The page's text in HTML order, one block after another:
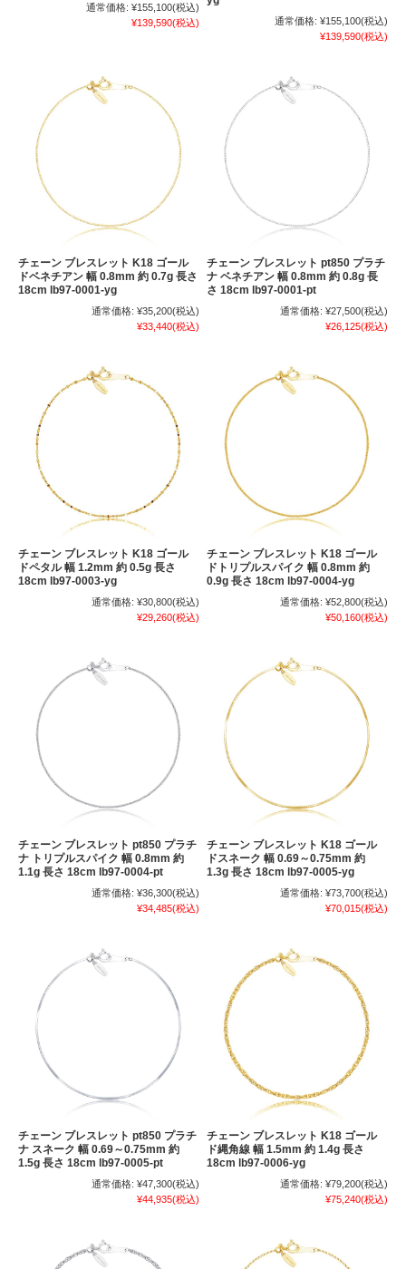
通常価格: ¥155,100(税込)
¥139,590(税込) 通常価格: ¥155,100(税込)
¥139,590(税込)
チェーン ブレスレット K18 ゴール
ドベネチアン 幅 0.8mm 約 0.7g 長さ
18cm lb97-0001-yg
通常価格: ¥35,200(税込)
¥33,440(税込)
チェーン ブレスレット pt850 プラチ
ナ ベネチアン 幅 0.8mm 約 0.8g 長
さ 18cm lb97-0001-pt
通常価格: ¥27,500(税込)
¥26,125(税込)
チェーン ブレスレット K18 ゴール
ドペタル 幅 1.2mm 約 0.5g 長さ
18cm lb97-0003-yg
通常価格: ¥30,800(税込)
¥29,260(税込)
チェーン ブレスレット K18 ゴール
ドトリプルスパイク 幅 0.8mm 約
0.9g 長さ 18cm lb97-0004-yg
通常価格: ¥52,800(税込)
¥50,160(税込)
チェーン ブレスレット pt850 プラチ
ナ トリプルスパイク 幅 0.8mm 約
1.1g 長さ 18cm lb97-0004-pt
通常価格: ¥36,300(税込)
¥34,485(税込)
チェーン ブレスレット K18 ゴール
ドスネーク 幅 0.69～0.75mm 約
1.3g 長さ 18cm lb97-0005-yg
通常価格: ¥73,700(税込)
¥70,015(税込)
チェーン ブレスレット pt850 プラチ
ナ スネーク 幅 0.69～0.75mm 約
1.5g 長さ 18cm lb97-0005-pt
通常価格: ¥47,300(税込)
¥44,935(税込)
チェーン ブレスレット K18 ゴール
ド縄角線 幅 1.5mm 約 1.4g 長さ
18cm lb97-0006-yg
通常価格: ¥79,200(税込)
¥75,240(税込)